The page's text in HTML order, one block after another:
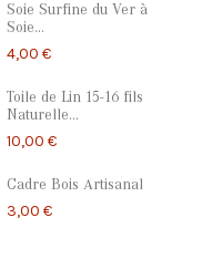
Soie Surfine du Ver à
Soie...
4,00 €
Toile de Lin 15-16 fils
Naturelle...
10,00 €
Cadre Bois Artisanal
3,00 €